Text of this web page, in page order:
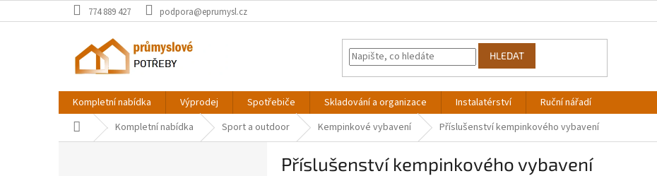
na
774 889 427 podpora@eprumysl.cz
HLEDAT
Kompletní nabídka Výprodej Spotřebiče Skladování a organizace Instalatérství
Ruční nářadí
Domů Kompletní nabídka Sport a outdoor Kempinkové vybavení Příslušenství kempinkového vybavení
Příslušenství kempinkového vybavení